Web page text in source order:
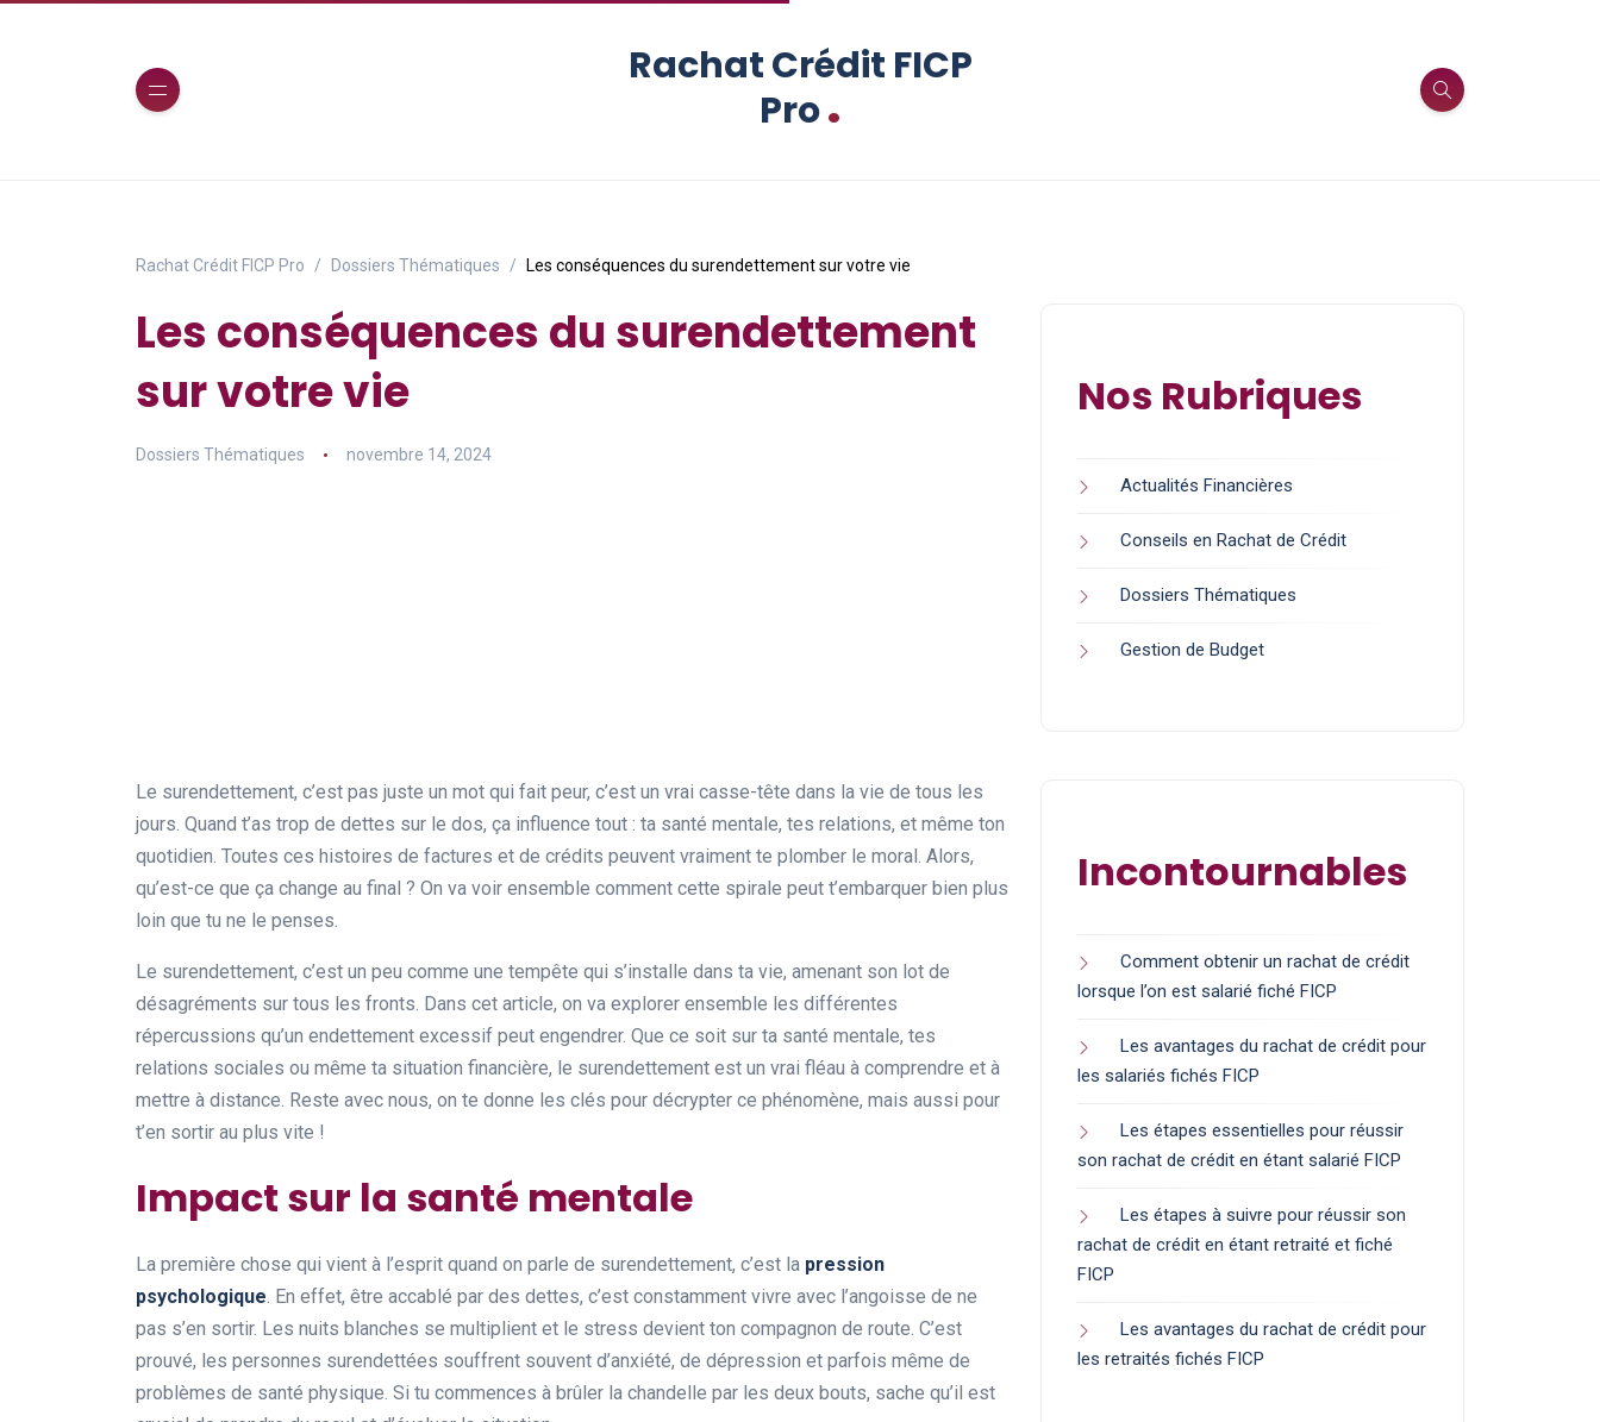
Rachat Crédit FICP
Pro.
Rachat Crédit FICP Pro Dossiers Thématiques Les conséquences du surendettement sur votre vie
Les conséquences du surendettement
sur votre vie
Dossiers Thématiques novembre 14, 2024
Le surendettement, c’est pas juste un mot qui fait peur, c’est un vrai casse-tête dans la vie de tous les
jours. Quand t’as trop de dettes sur le dos, ça influence tout : ta santé mentale, tes relations, et même ton
quotidien. Toutes ces histoires de factures et de crédits peuvent vraiment te plomber le moral. Alors,
qu’est-ce que ça change au final ? On va voir ensemble comment cette spirale peut t’embarquer bien plus
loin que tu ne le penses.
Le surendettement, c’est un peu comme une tempête qui s’installe dans ta vie, amenant son lot de
désagréments sur tous les fronts. Dans cet article, on va explorer ensemble les différentes
répercussions qu’un endettement excessif peut engendrer. Que ce soit sur ta santé mentale, tes
relations sociales ou même ta situation financière, le surendettement est un vrai fléau à comprendre et à
mettre à distance. Reste avec nous, on te donne les clés pour décrypter ce phénomène, mais aussi pour
t’en sortir au plus vite !
Impact sur la santé mentale
La première chose qui vient à l’esprit quand on parle de surendettement, c’est la pression
psychologique. En effet, être accablé par des dettes, c’est constamment vivre avec l’angoisse de ne
pas s’en sortir. Les nuits blanches se multiplient et le stress devient ton compagnon de route. C’est
prouvé, les personnes surendettées souffrent souvent d’anxiété, de dépression et parfois même de
problèmes de santé physique. Si tu commences à brûler la chandelle par les deux bouts, sache qu’il est
Nos Rubriques
Actualités Financières
Conseils en Rachat de Crédit
Dossiers Thématiques
Gestion de Budget
Incontournables
Comment obtenir un rachat de crédit
lorsque l’on est salarié fiché FICP
Les avantages du rachat de crédit pour
les salariés fichés FICP
Les étapes essentielles pour réussir
son rachat de crédit en étant salarié FICP
Les étapes à suivre pour réussir son
rachat de crédit en étant retraité et fiché
FICP
Les avantages du rachat de crédit pour
les retraités fichés FICP